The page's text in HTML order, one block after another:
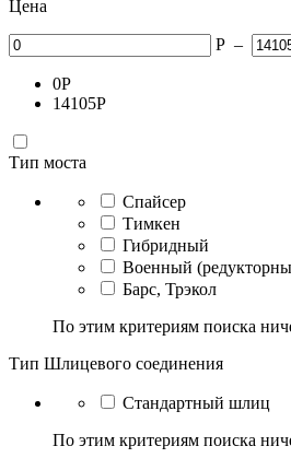
Цена
Р –
0Р
14105Р
Тип моста
Спайсер
Тимкен
Гибридный
Военный
Барс, Трэкол
По этим критериям поиска
Тип Шлицевого соединения
Стандартный шлиц
По этим критериям поиска